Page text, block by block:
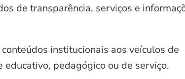
de transparência, serviços e
institucionais aos veículos de
educativo, pedagógico ou de serviço.